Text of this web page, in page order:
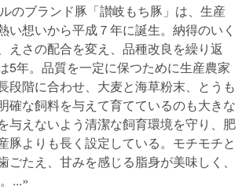
のブランド豚「讃岐もち豚」は、生産
い想いから平成７年に誕生。納得のいく
えさの配合を変え、品種改良を繰り返
5年。品質を一定に保つために生産農家
段階に合わせ、大麦と海草粉末、とうも
確な飼料を与えて育てているのも大きな
与えないよう清潔な飼育環境を守り、肥
豚よりも長く設定している。モチモチと
ごたえ、甘みを感じる脂身が美味しく、
...»